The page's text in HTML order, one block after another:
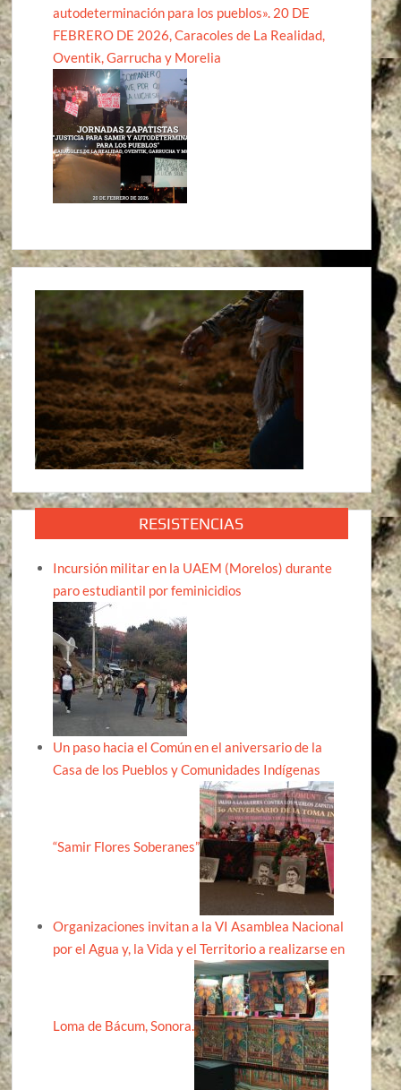
autodeterminación para los pueblos». 20 DE
FEBRERO DE 2026, Caracoles de La Realidad,
Oventik, Garrucha y Morelia
RESISTENCIAS
Incursión militar en la UAEM (Morelos) durante
paro estudiantil por feminicidios
Un paso hacia el Común en el aniversario de la
Casa de los Pueblos y Comunidades Indígenas
“Samir Flores Soberanes”
Organizaciones invitan a la VI Asamblea Nacional
por el Agua y, la Vida y el Territorio a realizarse en
Loma de Bácum, Sonora.